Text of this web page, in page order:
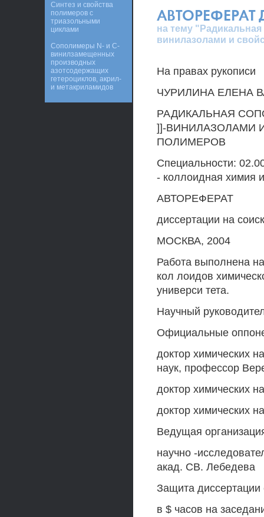
АВТОРЕФЕРАТ
на тему
винилазолами и
На правах рукописи
ЧУРИЛИНА ЕЛЕНА
РАДИКАЛЬНАЯ
]]-ВИНИЛАЗОЛАМИ
ПОЛИМЕРОВ
Специальности:
- коллоидная химия
АВТОРЕФЕРАТ
диссертации на
МОСКВА, 2004
Работа выполнена
кол лоидов
универси тета.
Научный
Официальные
доктор химических
наук, профессор
доктор химических
доктор химических
Ведущая
научно -
акад. СВ. Лебедева
Защита
в $ часов на
Синтез и свойства
полимеров с
триазольными
циклами
Сополимеры N- и C-
винилзамещенных
производных
азотсодержащих
гетероциклов, акрил-
и метакриламидов